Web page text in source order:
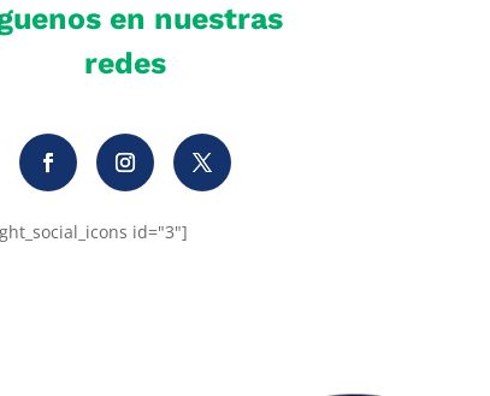
en nuestras
redes
id="3"]